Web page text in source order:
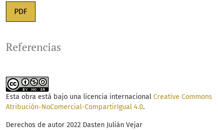
PDF
Referencias
Esta obra está bajo una licencia internacional Creative Commons
Atribución-NoComercial-CompartirIgual 4.0.
Derechos de autor 2022 Dasten Julián Vejar